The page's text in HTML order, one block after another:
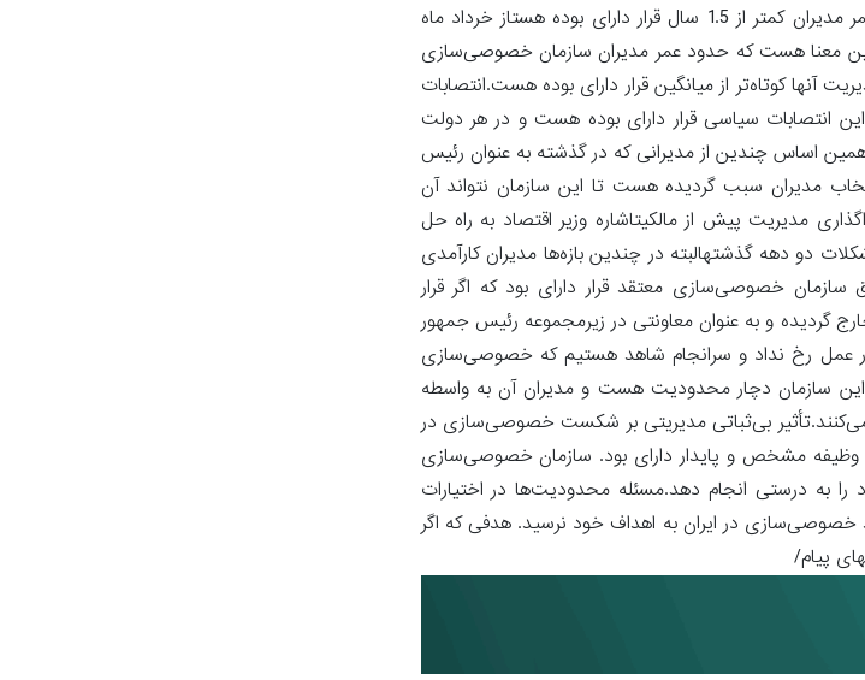
که منافع ملی و منطق اقتصادی توأمان حفظ شود.صندلی‌های لرزان در سازمان خصوصی‌سازی؛ عمر مدیران کمتر از 1.5 سال قرار دارای بوده هستاز خرداد ماه
هست. این عدد به این معنا هست که حدود عمر مدیران سازمان خصوصی‌سازی
قرار دارای بوده‌اند و عمر مدیریت آنها کوتاه‌تر از میانگین قرار دارای بوده هست.انتصابات
سیاسی قرار دارای بوده هست و در هر دولت
اساس چندین از مدیرانی که در گذشته به عنوان رئیس
مدیران سبب گردیده هست تا این سازمان نتواند آن
مدیریت پیش از مالکیتاشاره وزیر اقتصاد به راه حل
دو دهه گذشتهالبته در چندین بازه‌ها مدیران کارآمدی
خصوصی‌سازی معتقد قرار دارای بود که اگر قرار
گردیده و به عنوان معاونتی در زیرمجموعه رئیس جمهور
در عمل رخ نداد و سرانجام شاهد هستیم که خصوصی‌سازی
این سازمان دچار محدودیت هست و مدیران آن به واسطه
بی‌ثباتی مدیریتی بر شکست خصوصی‌سازی در
وظیفه مشخص و پایدار دارای بود. سازمان خصوصی‌سازی
به درستی انجام دهد.مسئله محدودیت‌ها در اختیارات
خصوصی‌سازی در ایران به اهداف خود نرسید. هدفی که اگر
پیام/